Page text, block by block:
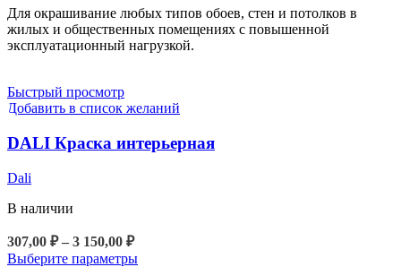
–
4
190,00 ₽
имеет
несколько
вариаций.
на
товара.
Для окрашивание любых типов обоев, стен и потолков в
жилых и общественных помещениях с повышенной
эксплуатационный нагрузкой.
Быстрый просмотр
Добавить в список желаний
DALI Краска интерьерная
Dali
В наличии
307,00 ₽ – 3 150,00 ₽Диапазон
цен:
Выберите параметрыЭтот